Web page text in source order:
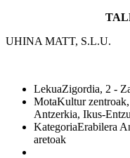
UHINA MATT, S.L.U.
LekuaZigordia, 2 -
MotaKultur
Antzerkia, Ikus-
KategoriaErabilera
aretoak